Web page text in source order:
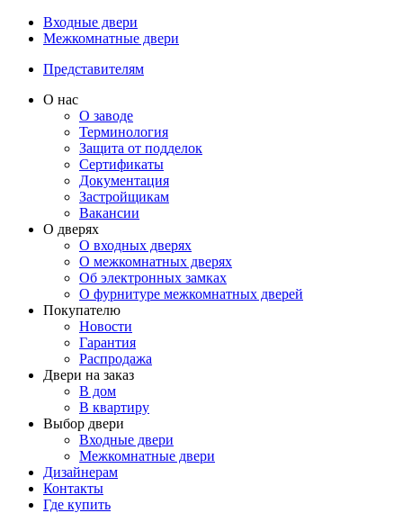
Входные двери
Межкомнатные двери
Представителям
О нас
О заводе
Терминология
Защита от подделок
Сертификаты
Документация
Застройщикам
Вакансии
О дверях
О входных дверях
О межкомнатных дверях
Об электронных замках
О фурнитуре межкомнатных дверей
Покупателю
Новости
Гарантия
Распродажа
Двери на заказ
В дом
В квартиру
Выбор двери
Входные двери
Межкомнатные двери
Дизайнерам
Контакты
Где купить